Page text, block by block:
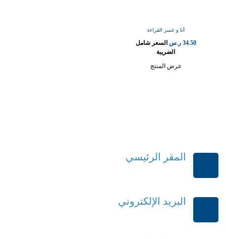
أنا و عسر القراءة
34.50 ر.س السعر شامل
الضريبة
عرض المنتج
المقر الرئيسي
البريد الإلكتروني